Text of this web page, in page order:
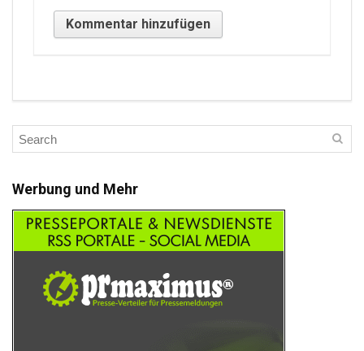
Werbung und Mehr